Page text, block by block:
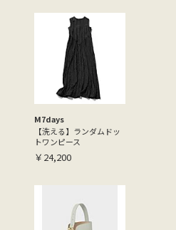
M7days
【洗える】ランダムドッ
トワンピース
￥24,200